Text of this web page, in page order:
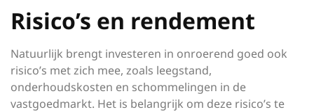
Risico’s en rendement
Natuurlijk brengt investeren in onroerend goed ook
risico’s met zich mee, zoals leegstand,
onderhoudskosten en schommelingen in de
vastgoedmarkt. Het is belangrijk om deze risico’s te